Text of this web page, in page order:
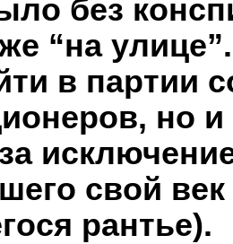
без
“на
в партии
но
свой
рантье).